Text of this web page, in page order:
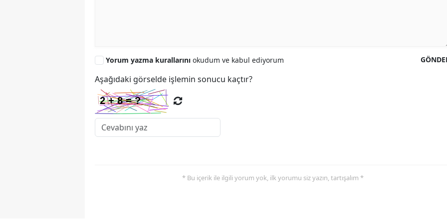
Yorum yazma kurallarını okudum ve kabul ediyorum
Aşağıdaki görselde işlemin sonucu kaçtır?
* Bu içerik ile ilgili yorum yok, ilk yorumu siz yazın, tartışalım *